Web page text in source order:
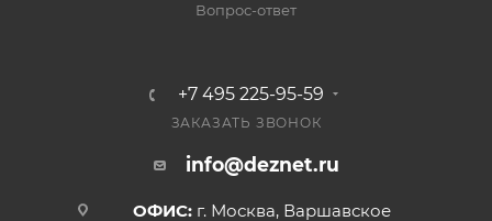
Вопрос-ответ
+7 495 225-95-59
ЗАКАЗАТЬ ЗВОНОК
info@deznet.ru
ОФИС: г. Москва, Варшавское